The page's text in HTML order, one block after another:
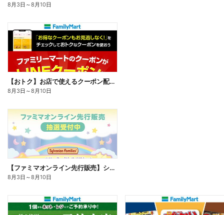
8月3日 ～8月10日
【おトク】お店で使えるクーポン配信中
8月3日 ～8月10日
【ファミマオンライン先行販売】シルバニアファミリー
8月3日 ～8月10日